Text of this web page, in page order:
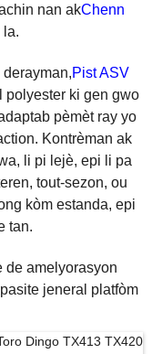
nan akChenn
la.
Pist ASV
polyester ki gen gwo
pèmèt ray yo
Kontrèman ak
li pi lejè, epi li pa
tout-sezon, ou
kòm estanda, epi
tan.
de amelyorasyon
jeneral platfòm